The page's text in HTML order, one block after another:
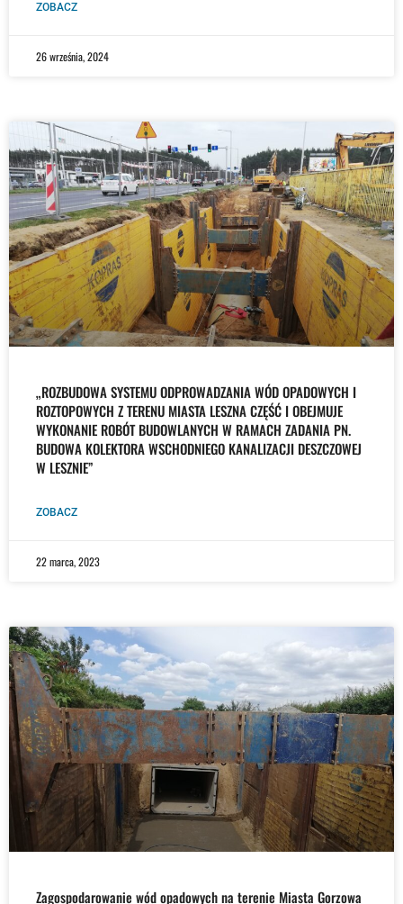
ZOBACZ
26 września, 2024
„ROZBUDOWA SYSTEMU ODPROWADZANIA WÓD OPADOWYCH I
ROZTOPOWYCH Z TERENU MIASTA LESZNA CZĘŚĆ I OBEJMUJE
WYKONANIE ROBÓT BUDOWLANYCH W RAMACH ZADANIA PN.
BUDOWA KOLEKTORA WSCHODNIEGO KANALIZACJI DESZCZOWEJ
W LESZNIE”
ZOBACZ
22 marca, 2023
Zagospodarowanie wód opadowych na terenie Miasta Gorzowa